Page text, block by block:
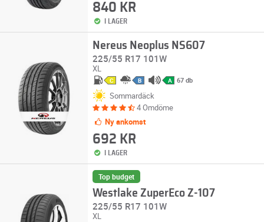
840 KR
I LAGER
Nereus Neoplus NS607
225/55 R17 101W
XL
C B A 67 db
Sommardäck
4 Omdöme
Ny ankomst
692 KR
I LAGER
Top budget
Westlake ZuperEco Z-107
225/55 R17 101W
XL